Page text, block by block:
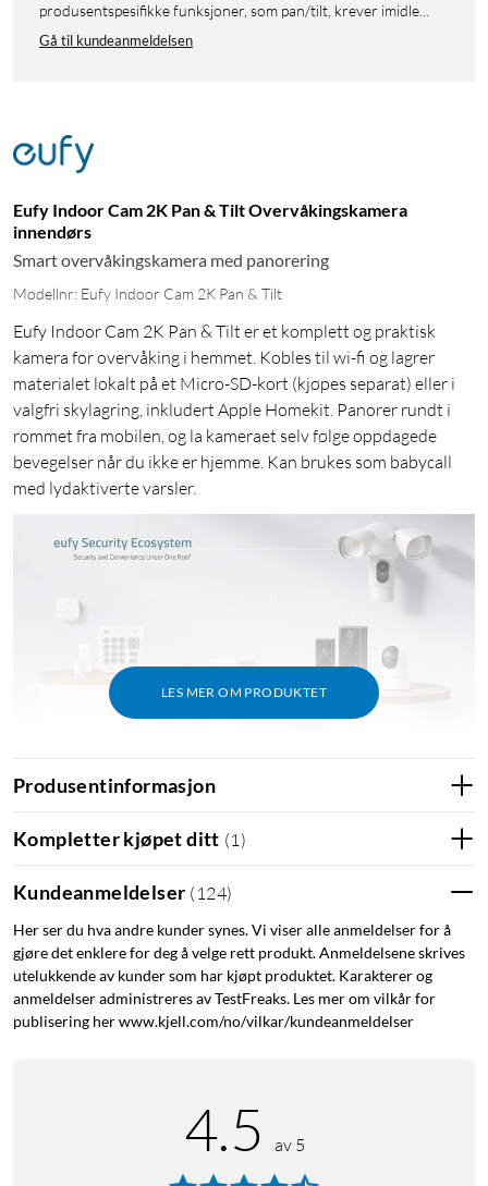
produsentspesifikke funksjoner, som pan/tilt, krever imidle...
Gå til kundeanmeldelsen
Eufy Indoor Cam 2K Pan & Tilt Overvåkingskamera
innendørs
Smart overvåkingskamera med panorering
Modellnr: Eufy Indoor Cam 2K Pan & Tilt
Eufy Indoor Cam 2K Pan & Tilt er et komplett og praktisk
kamera for overvåking i hemmet. Kobles til wi-fi og lagrer
materialet lokalt på et Micro-SD-kort (kjøpes separat) eller i
valgfri skylagring, inkludert Apple Homekit. Panorer rundt i
rommet fra mobilen, og la kameraet selv følge oppdagede
bevegelser når du ikke er hjemme. Kan brukes som babycall
med lydaktiverte varsler.
LES MER OM PRODUKTET
360° kontroll
Perfekt som babycall med lydaktivering
Raske varsler
Følger bevegelser
Aktivitetssoner
Kommuniser fra kameraet ditt
To lagringsalternativer
Plug and Play
Helt avgiftsfri – suppler med Micro-SD-kort, NAS eller
Produsentinformasjon
Kompletter kjøpet ditt (1 )
Kundeanmeldelser ( 124)
Her ser du hva andre kunder synes. Vi viser alle anmeldelser for å
gjøre det enklere for deg å velge rett produkt. Anmeldelsene skrives
utelukkende av kunder som har kjøpt produktet. Karakterer og
anmeldelser administreres av TestFreaks. Les mer om vilkår for
publisering her www.kjell.com/no/vilkar/kundeanmeldelser
4.5 av 5